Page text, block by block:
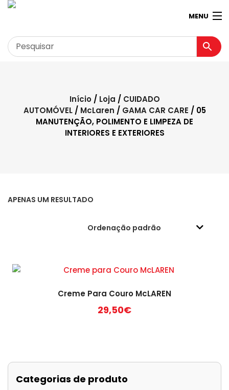
MENU
Início/ Loja / CUIDADO
AUTOMÓVEL/ McLaren / GAMA CAR CARE / 05
MANUTENÇÃO, POLIMENTO E LIMPEZA DE
INTERIORES E EXTERIORES
Categorias de produto
APENAS UM RESULTADO
Creme Para Couro McLAREN
29,50€